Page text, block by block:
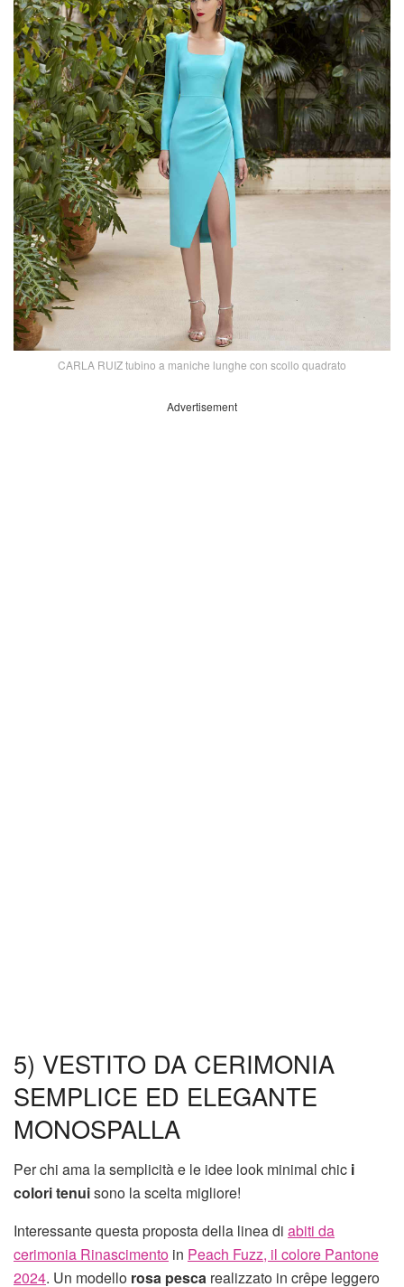
CARLA RUIZ tubino a maniche lunghe con scollo quadrato
Advertisement
5) VESTITO DA CERIMONIA
SEMPLICE ED ELEGANTE
MONOSPALLA
Per chi ama la semplicità e le idee look minimal chic i
colori tenuisono la scelta migliore!
Interessante questa proposta della linea di abiti da
cerimonia Rinascimento in Peach Fuzz, il colore Pantone
2024. Un modello rosa pesca realizzato in crêpe leggero